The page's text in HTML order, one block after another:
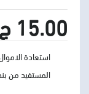
15.00 ج م
استعادة
المستفيد من